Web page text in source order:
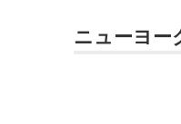
ニューヨー